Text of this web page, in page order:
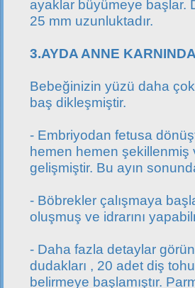
ayaklar büyümeye başlar.
25 mm uzunluktadır.
3.AYDA ANNE
Bebeğinizin yüzü daha
baş dikleşmiştir.
- Embriyodan fetusa
hemen hemen
gelişmiştir. Bu ayın
- Böbrekler çalışmaya
oluşmuş ve idrarını
- Daha fazla detaylar
dudakları , 20 adet diş
belirmeye başlamıştır.